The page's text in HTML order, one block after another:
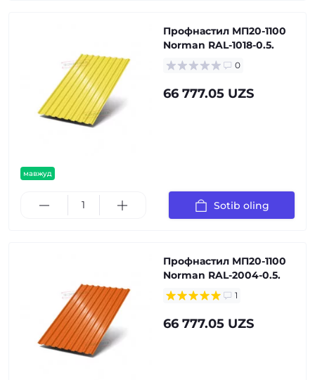
мавжуд
Профнастил МП20-1100
Norman RAL-1018-0.5.
0
66 777.05 UZS
Sotib oling
Профнастил МП20-1100
Norman RAL-2004-0.5.
1
66 777.05 UZS